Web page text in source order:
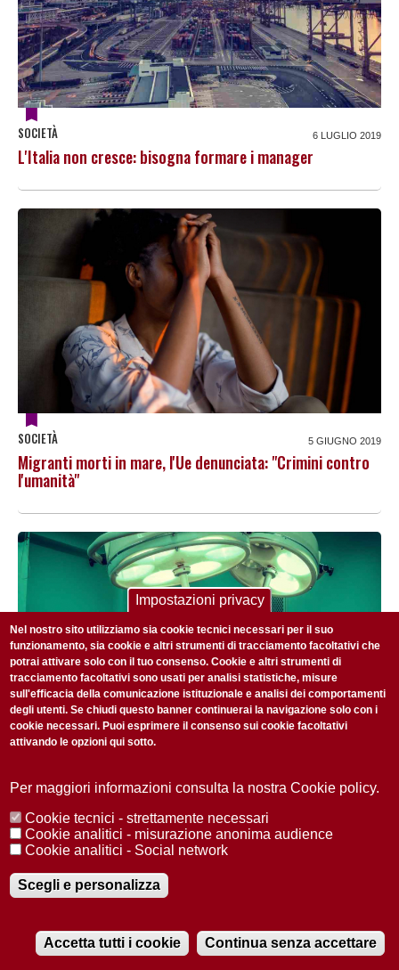
SOCIETÀ 6 LUGLIO 2019
L'Italia non cresce: bisogna formare i manager
SOCIETÀ 5 GIUGNO 2019
Migranti morti in mare, l'Ue denunciata: "Crimini contro
l'umanità"
Protesi mammarie: sono sicure?
Impostazioni privacy
Nel nostro sito utilizziamo sia cookie tecnici necessari per il suo
funzionamento, sia cookie e altri strumenti di tracciamento facoltativi che
potrai attivare solo con il tuo consenso. Cookie e altri strumenti di
tracciamento facoltativi sono usati per analisi statistiche, misure
sull'efficacia della comunicazione istituzionale e analisi dei comportamenti
degli utenti. Se chiudi questo banner continuerai la navigazione solo con i
cookie necessari. Puoi esprimere il consenso sui cookie facoltativi
attivando le opzioni qui sotto.
Per maggiori informazioni consulta la nostra Cookie policy.
Cookie tecnici - strettamente necessari
Cookie analitici - misurazione anonima audience
Cookie analitici - Social network
Scegli e personalizza
Accetta tutti i cookie Continua senza accettare